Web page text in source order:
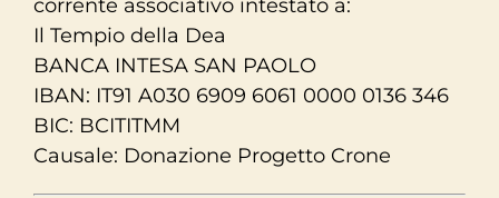
corrente associativo intestato a:
Il Tempio della Dea
BANCA INTESA SAN PAOLO
IBAN: IT91 A030 6909 6061 0000 0136 346
BIC: BCITITMM
Causale: Donazione Progetto Crone